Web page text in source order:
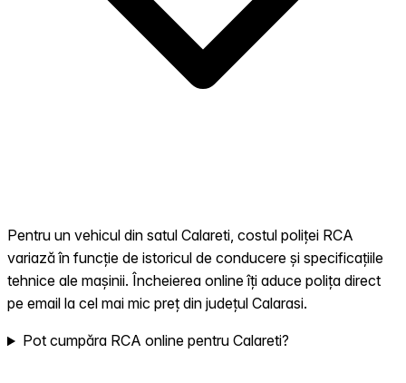
Pentru un vehicul din satul Calareti, costul poliței RCA
variază în funcție de istoricul de conducere și specificațiile
tehnice ale mașinii. Încheierea online îți aduce polița direct
pe email la cel mai mic preț din județul Calarasi.
Pot cumpăra RCA online pentru Calareti?